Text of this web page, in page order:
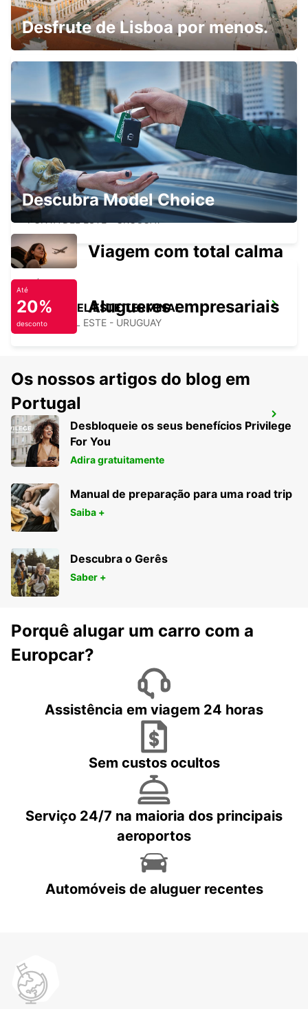
MONTEVIDEO - URUGUAY
PUNTA CARRETAS MONTEVIDEO
MONTEVIDEO - URUGUAY
PUNTA DEL ESTE AEROPORTO
PUNTA DEL ESTE - URUGUAY
PUNTA DEL ESTE TERMINAL
PUNTA DEL ESTE - URUGUAY
BUENOS AIRES - AEROPORTO JORGE
NEWBERY
BUENOS AIRES - ARGENTINA
Desfrute de Lisboa por menos.
Descubra Model Choice
Viagem com total calma
Até
20%
desconto
Alugueres empresariais
Os nossos artigos do blog em
Portugal
Desbloqueie os seus benefícios Privilege
For You
Adira gratuitamente
Manual de preparação para uma road trip
Saiba +
Descubra o Gerês
Saber +
Porquê alugar um carro com a
Europcar?
Assistência em viagem 24 horas
Sem custos ocultos
Serviço 24/7 na maioria dos principais
aeroportos
Automóveis de aluguer recentes